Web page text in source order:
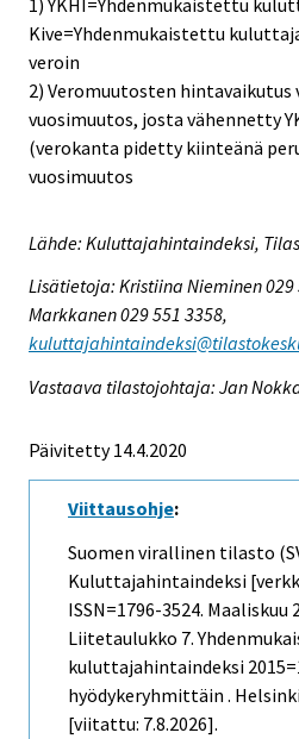
Kive=Yhdenmukaistettu
veroin
2) Veromuutosten hintavaikutus
vuosimuutos, josta vähennetty
(verokanta pidetty kiinteänä
vuosimuutos
Lähde: Kuluttajahintaindeksi,
Lisätietoja: Kristiina Nieminen 029
Markkanen 029 551 3358,
Vastaava tilastojohtaja: Jan
Päivitetty 14.4.2020
Viittausohje:
Suomen virallinen tilasto
Kuluttajahintaindeksi
ISSN=1796-3524. Maaliskuu
Liitetaulukko 7.
kuluttajahintaindeksi
hyödykeryhmittäin .
[viitattu: 7.8.2026].